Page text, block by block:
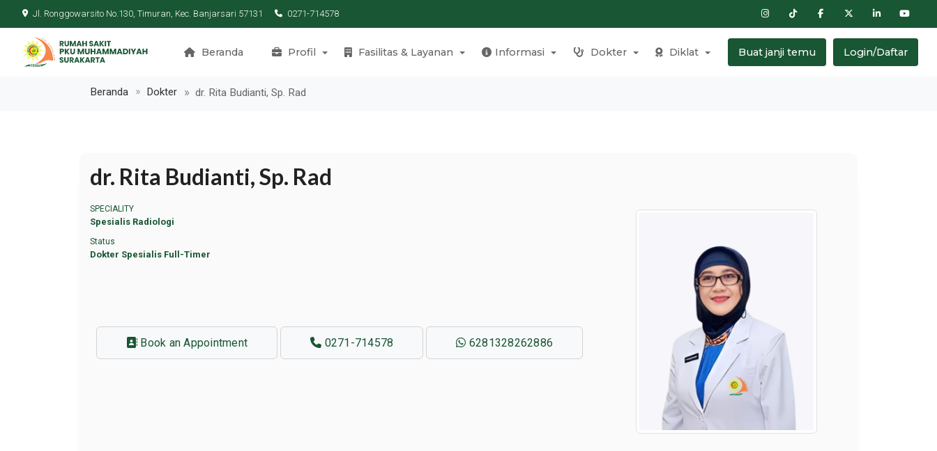
Jl. Ronggowarsito No.130, Timuran, Kec. Banjarsari 57131 0271-714578
Beranda Profil Fasilitas & Layanan Informasi Dokter Diklat Buat janji temu Login/Daftar
Beranda Dokter dr. Rita Budianti, Sp. Rad
dr. Rita Budianti, Sp. Rad
SPECIALITY
Spesialis Radiologi
Status
Dokter Spesialis Full-Timer
Book an Appointment 0271-714578 6281328262886